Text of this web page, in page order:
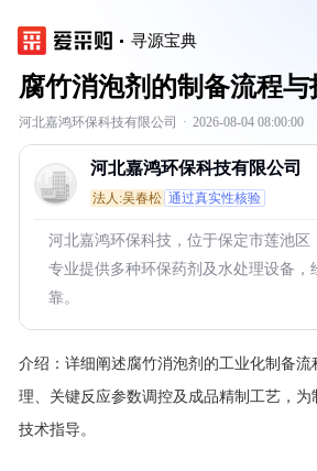
寻源宝典
腐竹消泡剂的制备流程
河北嘉鸿环保科技有限公司 · 2026-08-04 08:00:00
河北嘉鸿环保科技有限公司
法人:吴春松 通过真实性核验
河北嘉鸿环保科技，位于保定市莲池区
专业提供多种环保药剂及水处理设备，
靠。
介绍： 详细阐述腐竹消泡剂的工业化制备流
理、关键反应参数调控及成品精制工艺，
技术指导。